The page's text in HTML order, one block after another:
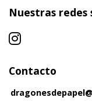
Nuestras redes
Contacto